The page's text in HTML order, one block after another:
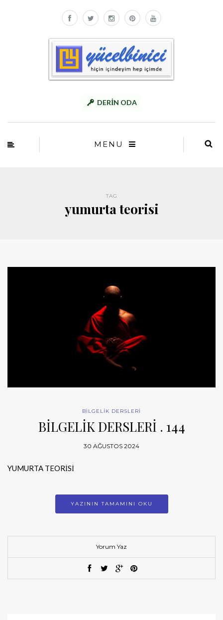
DERİN ODA
MENU
TAG
yumurta teorisi
BİLGELİK DERSLERİ
BİLGELİK DERSLERİ . 144
30 AĞUSTOS 2024
YUMURTA TEORİSİ
YAZININ TAMAMINI OKU
Yorum Yaz